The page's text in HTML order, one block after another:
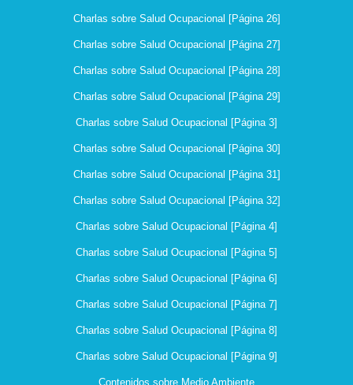
Charlas sobre Salud Ocupacional [Página 26]
Charlas sobre Salud Ocupacional [Página 27]
Charlas sobre Salud Ocupacional [Página 28]
Charlas sobre Salud Ocupacional [Página 29]
Charlas sobre Salud Ocupacional [Página 3]
Charlas sobre Salud Ocupacional [Página 30]
Charlas sobre Salud Ocupacional [Página 31]
Charlas sobre Salud Ocupacional [Página 32]
Charlas sobre Salud Ocupacional [Página 4]
Charlas sobre Salud Ocupacional [Página 5]
Charlas sobre Salud Ocupacional [Página 6]
Charlas sobre Salud Ocupacional [Página 7]
Charlas sobre Salud Ocupacional [Página 8]
Charlas sobre Salud Ocupacional [Página 9]
Contenidos sobre Medio Ambiente